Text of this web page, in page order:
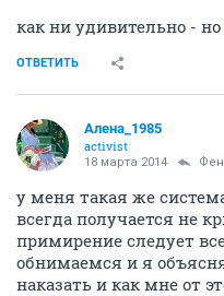
как ни удивительно -
ОТВЕТИТЬ
Алена_1985
activist
18 марта 2014
у меня такая же
всегда получается не
примирение следует
обнимаемся и я
наказать и как мне от